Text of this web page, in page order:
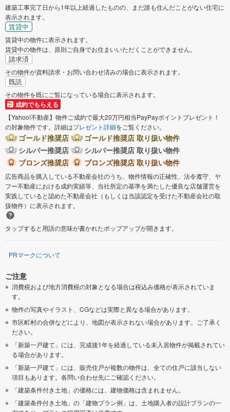
建築工事完了日から1年以上経過したものの、まだ誰も住んだことがない住宅に
表示されます。
賃貸中
賃貸中の物件に表示されます。
賃貸中の物件は、原則ご自身でお住まいいただくことができません。
請求済
その物件が資料請求・お問い合わせ済みの場合に表示されます。
既読
その物件を既にご覧になっている場合に表示されます。
成約でもらえる
【Yahoo!不動産】物件ご成約で最大20万円相当PayPayポイントプレゼント！
の対象物件です。詳細はプレゼント詳細をご覧ください。
ゴールド推奨店
ゴールド推奨店 取り扱い物件
シルバー推奨店
シルバー推奨店 取り扱い物件
ブロンズ推奨店
ブロンズ推奨店 取り扱い物件
広告商品を購入している不動産会社のうち、物件情報の正確性、法令遵守、ヤ
フー不動産における成約実績等、当社所定の基準を満たした優良な店舗運営を
実践していると認めた不動産会社（もしくは当該認定を受けた不動産会社の取
扱物件）に表示されます。
タップすると用語の意味が書かれたポップアップが開きます。
PRマークについて
ご注意
消費税および地方消費税の対象となる場合は税込み価格が表示されていま
す。
物件の写真やイラスト、CGなどは実際と異なる場合があります。
市区町村の合併などにより、地図が表示されない場合があります。ご了承く
ださい。
「新築一戸建て」には、完成後1年を経過している未入居物件が掲載されてい
る場合があります。
「新築一戸建て」には、販売住戸が複数の物件は、全ての住戸に該当しない
項目もあります。各問い合わせ先にご確認ください。
「建築条件付き土地」の価格には、建物価格は含まれません。
「建築条件付き土地」の「建物プラン例」は、土地購入者の設計プランの一